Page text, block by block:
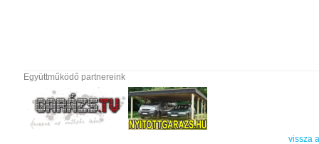
Együttműködő partnereink
vissza